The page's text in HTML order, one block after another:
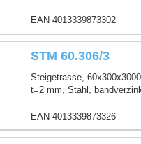
EAN 4013339873302
STM 60.306/3
Steigetrasse,
t=2 mm, Stahl,
EAN 4013339873326